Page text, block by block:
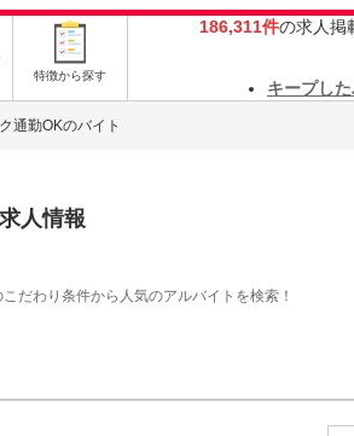
特徴から探す
186,311件の求人掲
キープした
通勤OKのバイト
人情報
だわり条件から人気のアルバイトを検索！